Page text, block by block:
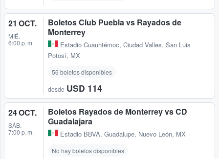
21 OCT.
MIÉ.
6:00 p. m.
Boletos Club Puebla vs Rayados de
Monterrey
Estadio Cuauhtémoc, Ciudad Valles, San Luis
Potosí, MX
56 boletos disponibles
desde USD 114
24 OCT.
SÁB.
7:00 p. m.
Boletos Rayados de Monterrey vs CD
Guadalajara
Estadio BBVA, Guadalupe, Nuevo León, MX
No hay boletos disponibles